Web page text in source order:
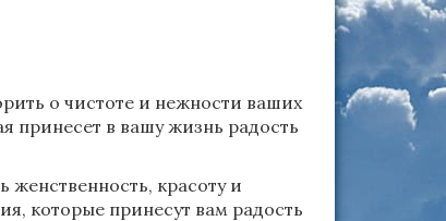
о чистоте и нежности ваших
принесет в вашу жизнь радость
красоту и
которые принесут вам радость